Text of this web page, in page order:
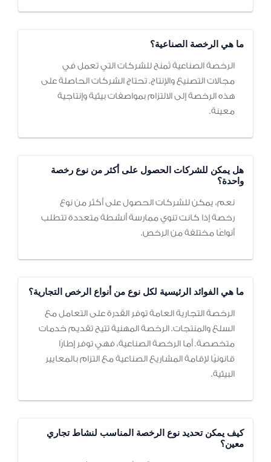
ما هي الرخصة الصناعية؟
الرخصة الصناعية تُمنح للشركات التي تعمل في
مجالات التصنيع والإنتاج. تحتاج الشركات الحاصلة على
هذه الرخصة إلى الالتزام بمواصفات بيئية وإنتاجية
معينة.
هل يمكن للشركات الحصول على أكثر من نوع رخصة
واحدة؟
نعم، يمكن للشركات الحصول على أكثر من نوع
رخصة إذا كانت تنوي ممارسة أنشطة متعددة تتطلب
أنواعًا مختلفة من الرخص.
ما هي الفوائد الرئيسية لكل نوع من أنواع الرخص التجارية؟
الرخصة التجارية العامة توفر القدرة على التعامل مع
السلع والمنتجات. الرخصة المهنية تتيح تقديم خدمات
متخصصة. أما الرخصة الصناعية، فهي توفر إطارًا
قانونيًا لإقامة المشاريع الصناعية مع التزام بالمعايير
البيئية.
كيف يمكن تحديد نوع الرخصة المناسب لنشاط تجاري
معين؟